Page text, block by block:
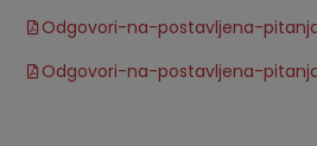
Odgovori-na-postavljena-
Odgovori-na-postavljena-